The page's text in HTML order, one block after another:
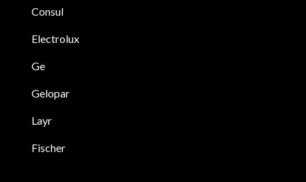
Consul
Electrolux
Ge
Gelopar
Layr
Fischer